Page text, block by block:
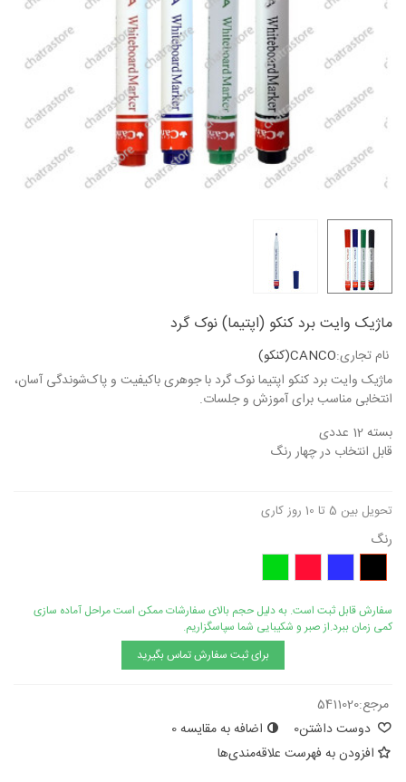
ماژیک وایت برد کنکو (اپتیما) نوک گرد
نام تجاری:CANCO(کنکو)
ماژیک وایت برد کنکو اپتیما نوک گرد با جوهری باکیفیت و پاک‌شوندگی آسان،
انتخابی مناسب برای آموزش و جلسات.
بسته 12 عددی
قابل انتخاب در چهار رنگ
تحویل بین 5 تا 10 روز کاری
رنگ
سفارش قابل ثبت است. به دلیل حجم بالای سفارشات ممکن است مراحل آماده سازی
کمی زمان ببرد.از صبر و شکیبایی شما سپاسگزاریم.
برای ثبت سفارش تماس بگیرید
مرجع:5411020
دوست داشتن0 اضافه به مقایسه0
افزودن به فهرست علاقه‌مندی‌ها